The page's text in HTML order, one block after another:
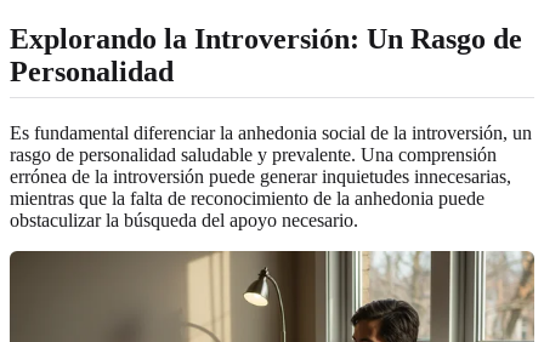
Explorando la Introversión: Un Rasgo de
Personalidad
Es fundamental diferenciar la anhedonia social de la introversión, un
rasgo de personalidad saludable y prevalente. Una comprensión
errónea de la introversión puede generar inquietudes innecesarias,
mientras que la falta de reconocimiento de la anhedonia puede
obstaculizar la búsqueda del apoyo necesario.